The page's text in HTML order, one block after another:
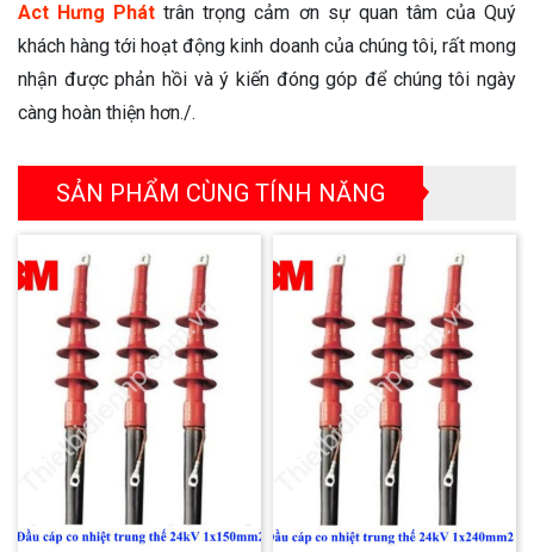
Act Hưng Phát trân trọng cảm ơn sự quan tâm của Quý
khách hàng tới hoạt động kinh doanh của chúng tôi, rất mong
nhận được phản hồi và ý kiến đóng góp để chúng tôi ngày
càng hoàn thiện hơn./.
SẢN PHẨM CÙNG TÍNH NĂNG